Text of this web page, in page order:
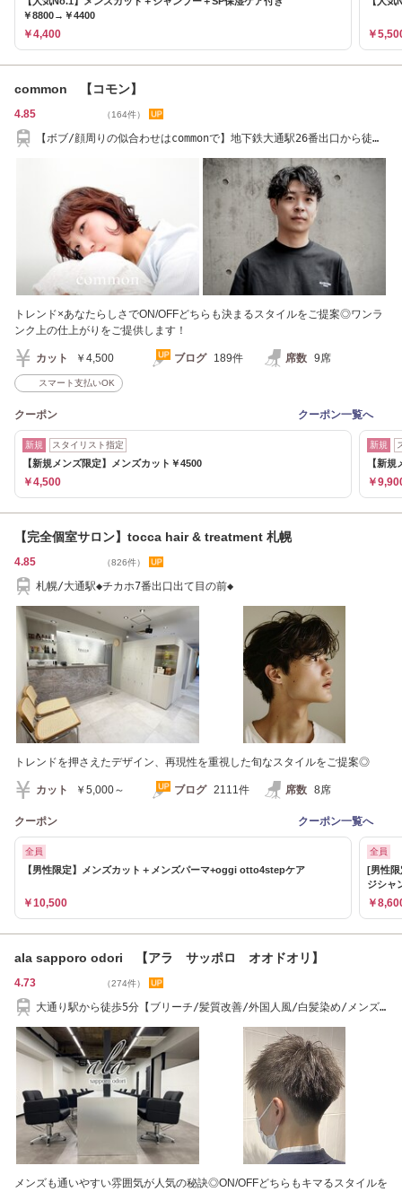
￥8800→￥4400
￥4,400 ￥
common 【コモン】
4.85 （164件）
【ボブ/顔周りの似合わせはcommonで】地下鉄大通駅26番出口から徒歩
トレンド×あなたらしさでON/OFFどちらも決まるスタイルをご提案◎ワンラ
ンク上の仕上がりをご提供します！
カット ￥4,500 ブログ 189件 席数 9席
スマート支払いOK
クーポン クーポン一覧へ
新規 スタイリスト指定
【新規メンズ限定】メンズカット￥4500
￥4,500
新規
【新
￥
【完全個室サロン】tocca hair & treatment 札幌
4.85 （826件）
札幌/大通駅◆チカホ7番出口出て目の前◆
トレンドを押さえたデザイン、再現性を重視した旬なスタイルをご提案◎
カット ￥5,000～ ブログ 2111件 席数 8席
クーポン クーポン一覧へ
全員
【男性限定】メンズカット＋メンズパーマ+oggi otto4stepケア
￥10,500
全員
[男性
ジシャ
￥
ala sapporo odori 【アラ サッポロ オオドオリ】
4.73 （274件）
大通り駅から徒歩5分【ブリーチ/髪質改善/外国人風/白髪染め/メンズ/
メンズも通いやすい雰囲気が人気の秘訣◎ON/OFFどちらもキマるスタイルを